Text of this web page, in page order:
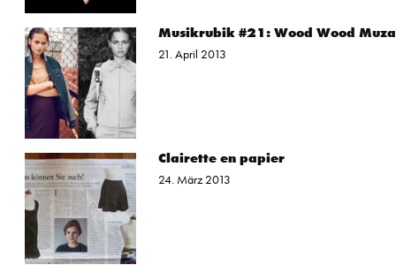
Musikrubik #21: Wood Wood
21. April 2013
Clairette en papier
24. März 2013